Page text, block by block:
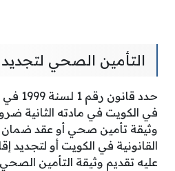
التأمين الصحي لتجديد
حدد
في الكويت في مادته الثانية
وثيقة تأمين صحي أو عقد ضمان
القانونية في الكويت أو لتجديد
عليه تقديم وثيقة التأمين